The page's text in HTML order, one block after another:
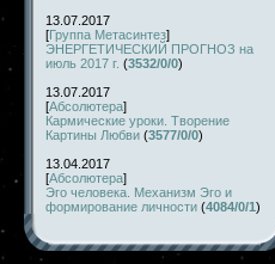
13.07.2017
[Группа Метасинтез]
ЭНЕРГЕТИЧЕСКИЙ ПРОГНОЗ на
июль 2017 г. (3532/0/0)
13.07.2017
[Абсолютера]
Кармические уроки. Творение
Картины Любви (3577/0/0)
13.04.2017
[Абсолютера]
Эго человека. Механизм Эго и
формирование личности (4084/0/1)